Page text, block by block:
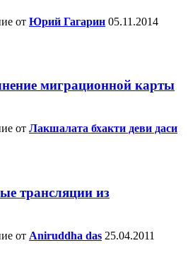
от Юрий Гагарин 05.11.2014
миграционной карты
от Лакшалата бхакти деви даси
трансляции из
от Aniruddha das 25.04.2011